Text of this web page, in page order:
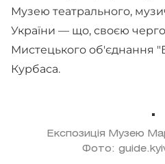
Музею театрального,
України — що, своєю
Мистецького об'єднання
Курбаса.
Експозиція Музею
Фото: